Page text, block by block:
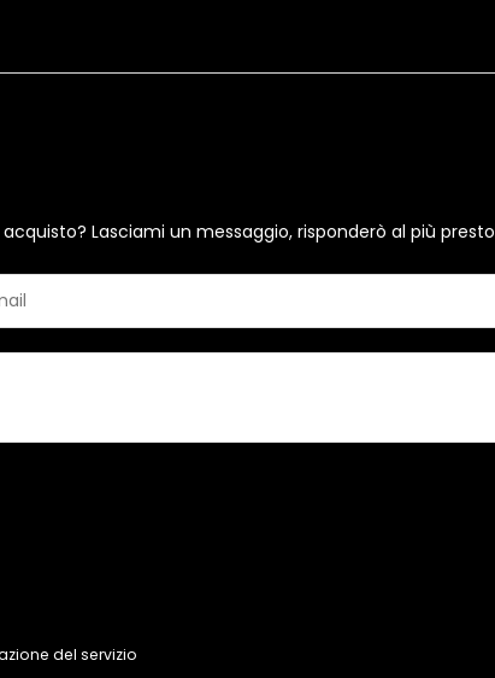
Lasciami un messaggio, risponderò al più presto
del servizio